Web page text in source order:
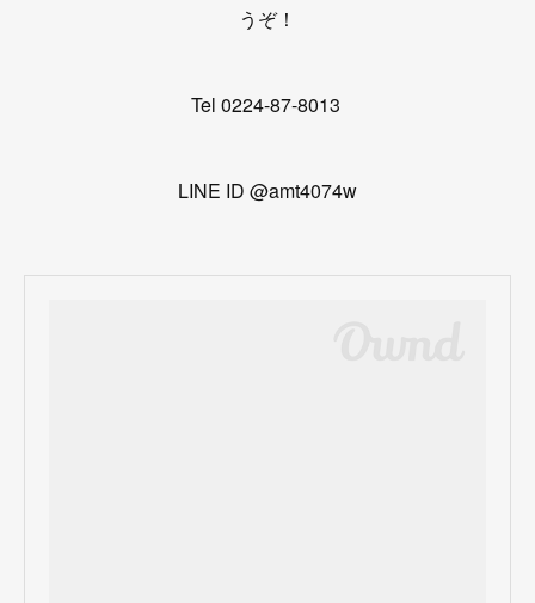
うぞ！
Tel 0224-87-8013
LINE ID @amt4074w